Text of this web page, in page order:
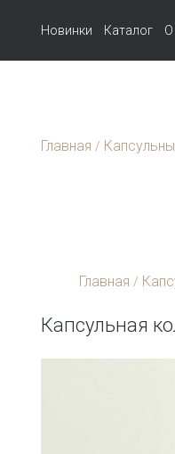
Новинки Каталог О
Главная /
Главная /
Капсульная